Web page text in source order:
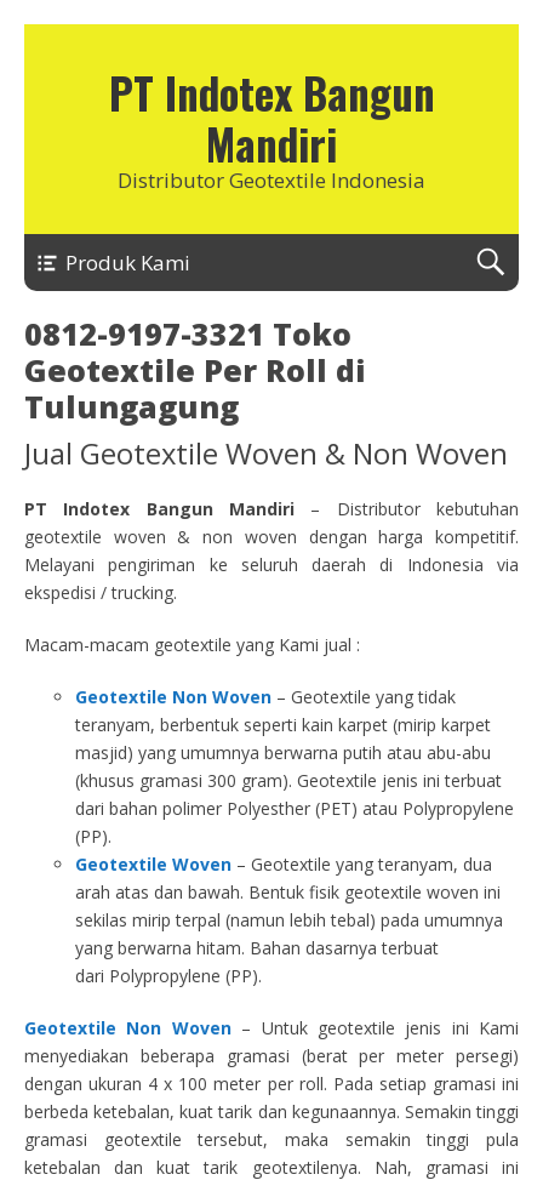
PT Indotex Bangun
Mandiri
Distributor Geotextile Indonesia
Produk Kami
0812-9197-3321 Toko
Geotextile Per Roll di
Tulungagung
Jual Geotextile Woven & Non Woven
PT Indotex Bangun Mandiri – Distributor kebutuhan
geotextile woven & non woven dengan harga kompetitif.
Melayani pengiriman ke seluruh daerah di Indonesia via
ekspedisi / trucking.
Macam-macam geotextile yang Kami jual :
Geotextile Non Woven – Geotextile yang tidak
teranyam, berbentuk seperti kain karpet (mirip karpet
masjid) yang umumnya berwarna putih atau abu-abu
(khusus gramasi 300 gram). Geotextile jenis ini terbuat
dari bahan polimer Polyesther (PET) atau Polypropylene
(PP).
Geotextile Woven – Geotextile yang teranyam, dua
arah atas dan bawah. Bentuk fisik geotextile woven ini
sekilas mirip terpal (namun lebih tebal) pada umumnya
yang berwarna hitam. Bahan dasarnya terbuat
dari Polypropylene (PP).
Geotextile Non Woven– Untuk geotextile jenis ini Kami
menyediakan beberapa gramasi (berat per meter persegi)
dengan ukuran 4 x 100 meter per roll. Pada setiap gramasi ini
berbeda ketebalan, kuat tarik dan kegunaannya. Semakin tinggi
gramasi geotextile tersebut, maka semakin tinggi pula
ketebalan dan kuat tarik geotextilenya. Nah, gramasi ini